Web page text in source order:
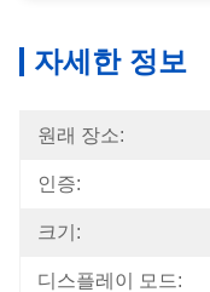
자세한 정보
원래 장소:
인증:
크기:
디스플레이 모드: